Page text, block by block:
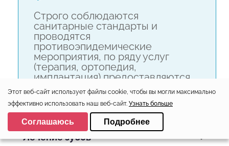
Лечение зубов
Строго соблюдаются
санитарные стандарты и
проводятся
противоэпидемические
мероприятия, по ряду услуг
(терапия, ортопедия,
имплантация) предоставляются
официальные гарантии.
Этот веб-сайт использует файлы cookie, чтобы вы могли максимально
эффективно использовать наш веб-сайт. Узнать больше
Выберите настройки cookie
Минимальные
Аналитические/Функциональные
Соглашаюсь Подробнее